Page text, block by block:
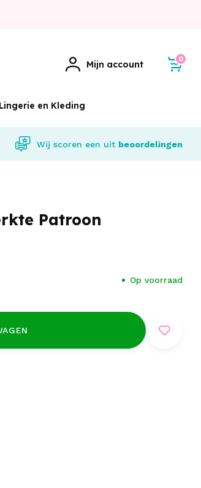
Mijn account 0
Lingerie en Kleding
Wij scoren een uit beoordelingen
Patroon
Op voorraad